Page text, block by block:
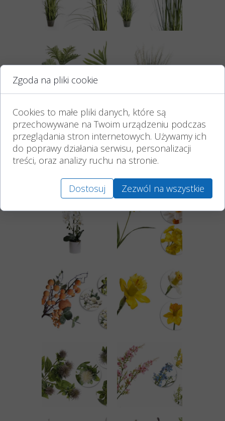
Zgoda na pliki cookie
Cookies to małe pliki danych, które są
przechowywane na Twoim urządzeniu podczas
przeglądania stron internetowych. Używamy ich
do poprawy działania serwisu, personalizacji
treści, oraz analizy ruchu na stronie.
Dostosuj Zezwól na wszystkie